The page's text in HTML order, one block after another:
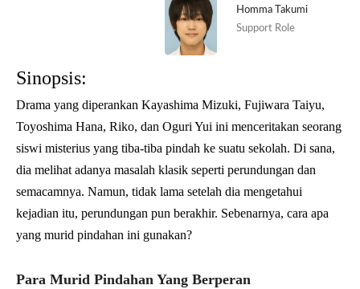
Homma Takumi
Support Role
Sinopsis:
Drama yang diperankan Kayashima Mizuki, Fujiwara Taiyu,
Toyoshima Hana, Riko, dan Oguri Yui ini menceritakan seorang
siswi misterius yang tiba-tiba pindah ke suatu sekolah. Di sana,
dia melihat adanya masalah klasik seperti perundungan dan
semacamnya. Namun, tidak lama setelah dia mengetahui
kejadian itu, perundungan pun berakhir. Sebenarnya, cara apa
yang murid pindahan ini gunakan?
Para Murid Pindahan Yang Berperan